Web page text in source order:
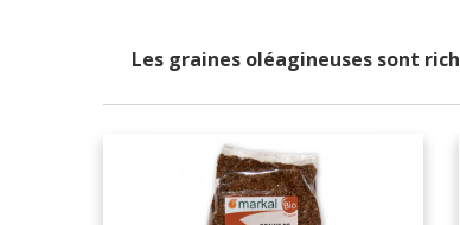
Les graines oléagineuses sont